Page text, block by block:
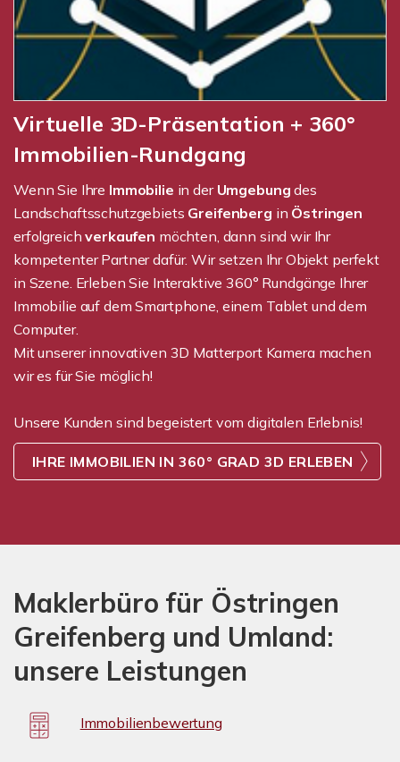
Virtuelle 3D-Präsentation + 360°
Immobilien-Rundgang
Wenn Sie Ihre Immobilie in der Umgebungdes
Landschaftsschutzgebiets Greifenberg in Östringen
erfolgreichverkaufen möchten, dann sind wir Ihr
kompetenter Partner dafür. Wir setzen Ihr Objekt perfekt
in Szene. Erleben Sie Interaktive 360° Rundgänge Ihrer
Immobilie auf dem Smartphone, einem Tablet und dem
Computer.
Mit unserer innovativen 3D Matterport Kamera machen
wir es für Sie möglich!
Unsere Kunden sind begeistert vom digitalen Erlebnis!
IHRE IMMOBILIEN IN 360° GRAD 3D ERLEBEN
Maklerbüro für Östringen
Greifenberg und Umland:
unsere Leistungen
Immobilienbewertung